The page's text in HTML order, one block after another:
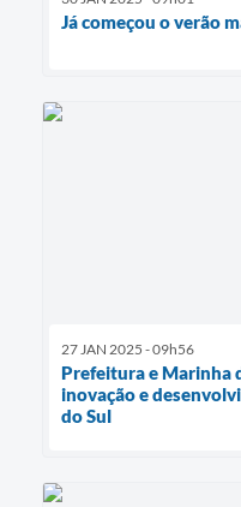
Já começou o verão
27 JAN 2025 - 09h56
Prefeitura e Marinha
inovação e
do Sul